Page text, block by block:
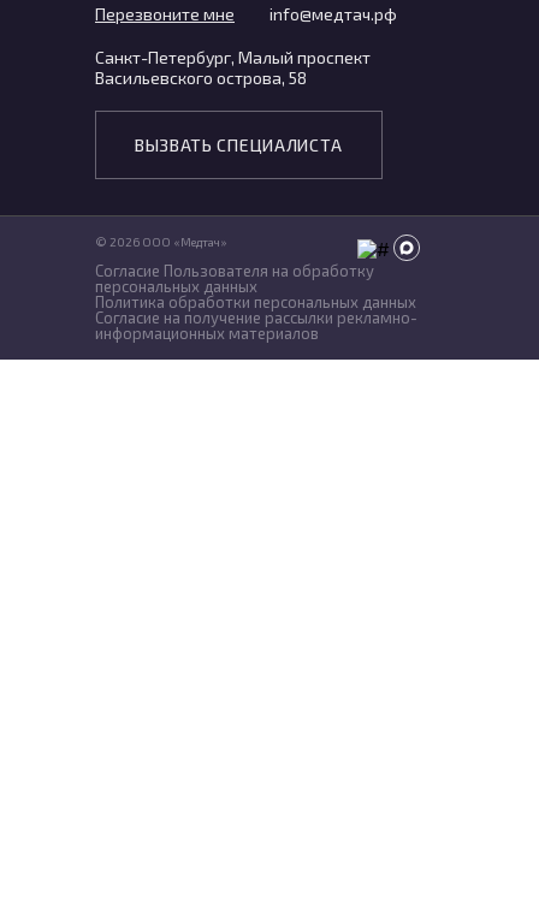
Перезвоните мне info@медтач.рф
Санкт-Петербург, Малый проспект
Васильевского острова, 58
ВЫЗВАТЬ СПЕЦИАЛИСТА
© 2026 ООО «Медтач»
Согласие Пользователя на обработку
персональных данных
Политика обработки персональных данных
Согласие на получение рассылки рекламно-
информационных материалов